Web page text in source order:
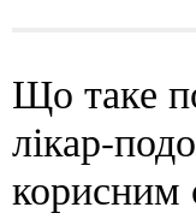
Що таке
лікар-
корисним